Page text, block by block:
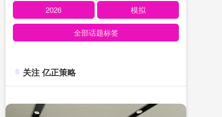
2026 模拟
全部话题标签
关注 亿正策略